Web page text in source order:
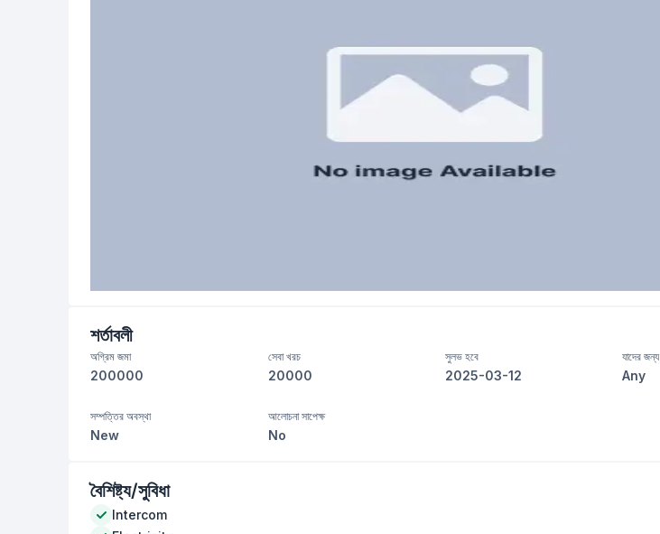
শর্তাবলী
অগ্রিম জমা
200000
সেবা খরচ
20000
সুলভ হবে
2025-03-12
যাদের জন্য
Any
সম্পত্তির অবস্থা
New
আলোচনা সাপেক্ষ
No
বৈশিষ্ট্য/সুবিধা
Intercom